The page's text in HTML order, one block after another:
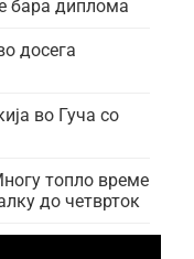
бара диплома
досега
во Гуча со
топло време
до четврток